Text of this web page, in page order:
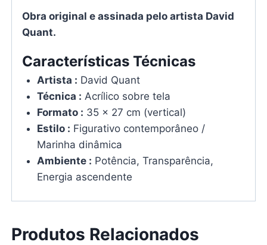
Obra original e assinada pelo artista David
Quant.
Características Técnicas
Artista : David Quant
Técnica : Acrílico sobre tela
Formato : 35 x 27 cm (vertical)
Estilo : Figurativo contemporâneo /
Marinha dinâmica
Ambiente : Potência, Transparência,
Energia ascendente
Produtos Relacionados